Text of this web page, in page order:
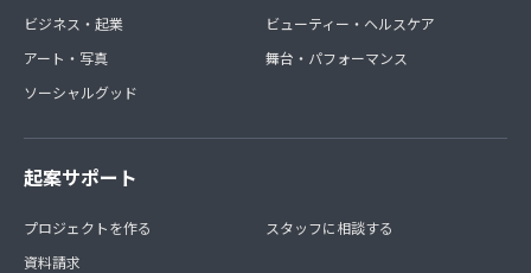
ビジネス・起業
アート・写真
ソーシャルグッド
ビューティー・ヘルスケア
舞台・パフォーマンス
起案サポート
プロジェクトを作る
資料請求
スタッフに相談する